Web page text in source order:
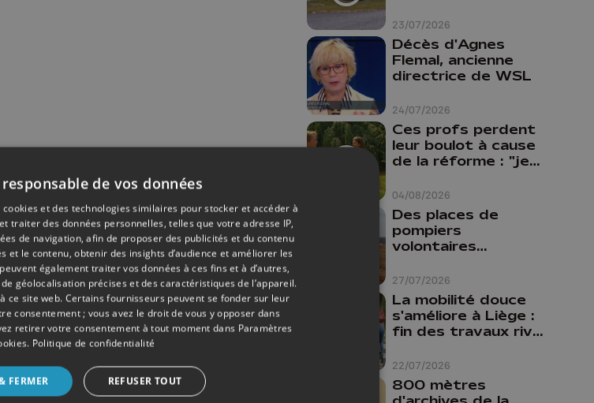
23/07/2026
24/07/2026
Décès d'Agnes
Flemal, ancienne
directrice de WSL
04/08/2026
Ces profs perdent
leur boulot à cause
de la réforme : "je
comme prof que
comme
pharmacienne"
27/07/2026
Des places de
pompiers
volontaires
province de Liège :
"Un citoyen qui
n'est formé ne
peut pas nous
aider"
22/07/2026
La mobilité douce
s'améliore à Liège :
fin des travaux rive
cyclo-piétonnes
Avroy et
Guillemins...
800 mètres
de vos données
et des technologies similaires pour stocker et accéder à
traiter des données personnelles, telles que votre adresse IP,
de navigation, afin de proposer des publicités et du contenu
et le contenu, obtenir des insights d’audience et améliorer les
peuvent également traiter vos données à ces fins et à d’autres,
géolocalisation précises et des caractéristiques de l’appareil.
ce site web. Certains fournisseurs peuvent se fonder sur leur
consentement ; vous avez le droit de vous y opposer dans
retirer votre consentement à tout moment dans Paramètres
. Politique de confidentialité
FERMER REFUSER TOUT